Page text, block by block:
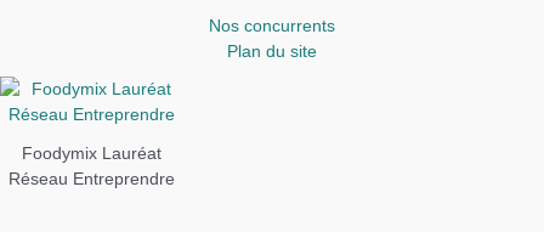
Nos concurrents
Plan du site
Foodymix Lauréat
Réseau Entreprendre